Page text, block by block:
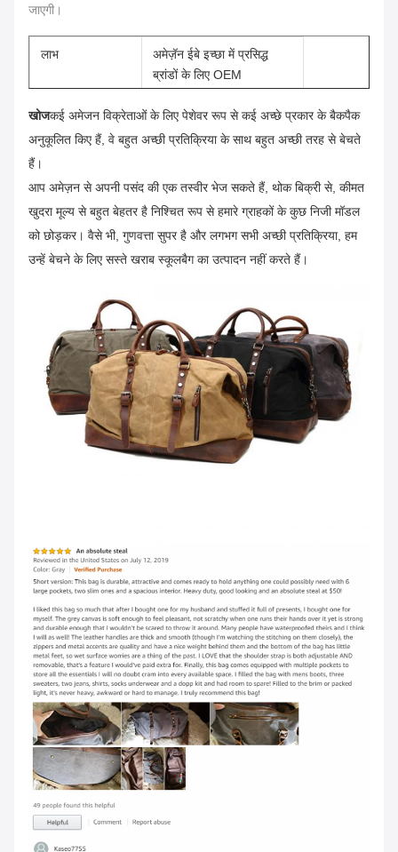
जाएगी।
लाभ
अमेज़ॅन ईबे इच्छा में प्रसिद्ध
ब्रांडों के लिए OEM
विशेषता
स्टाइलिश टिकाऊ गंदगी का
सबूत
चमड़े के पट्टियाँ
रंग काला नीला
खोजकई अमेजन विक्रेताओं के लिए पेशेवर रूप से कई अच्छे प्रकार के बैकपैक
अनुकूलित किए हैं, वे बहुत अच्छी प्रतिक्रिया के साथ बहुत अच्छी तरह से बेचते
हैं।
आप अमेज़न से अपनी पसंद की एक तस्वीर भेज सकते हैं, थोक बिक्री से, कीमत
खुदरा मूल्य से बहुत बेहतर है निश्चित रूप से हमारे ग्राहकों के कुछ निजी मॉडल
को छोड़कर। वैसे भी, गुणवत्ता सुपर है और लगभग सभी अच्छी प्रतिक्रिया, हम
उन्हें बेचने के लिए सस्ते खराब स्कूलबैग का उत्पादन नहीं करते हैं।